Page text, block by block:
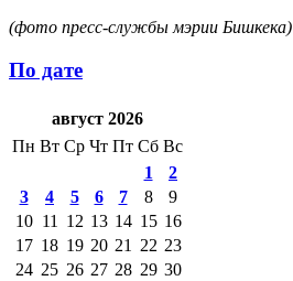
(фото пресс-службы мэрии Бишкека)
По дате
август 2026
Пн Вт Ср Чт Пт Сб Вс
1
2
3
4 5 6 7 8
9
10 11 12 13 14 15 16
17 18 19 20 21 22 23
24 25 26 27 28 29 30